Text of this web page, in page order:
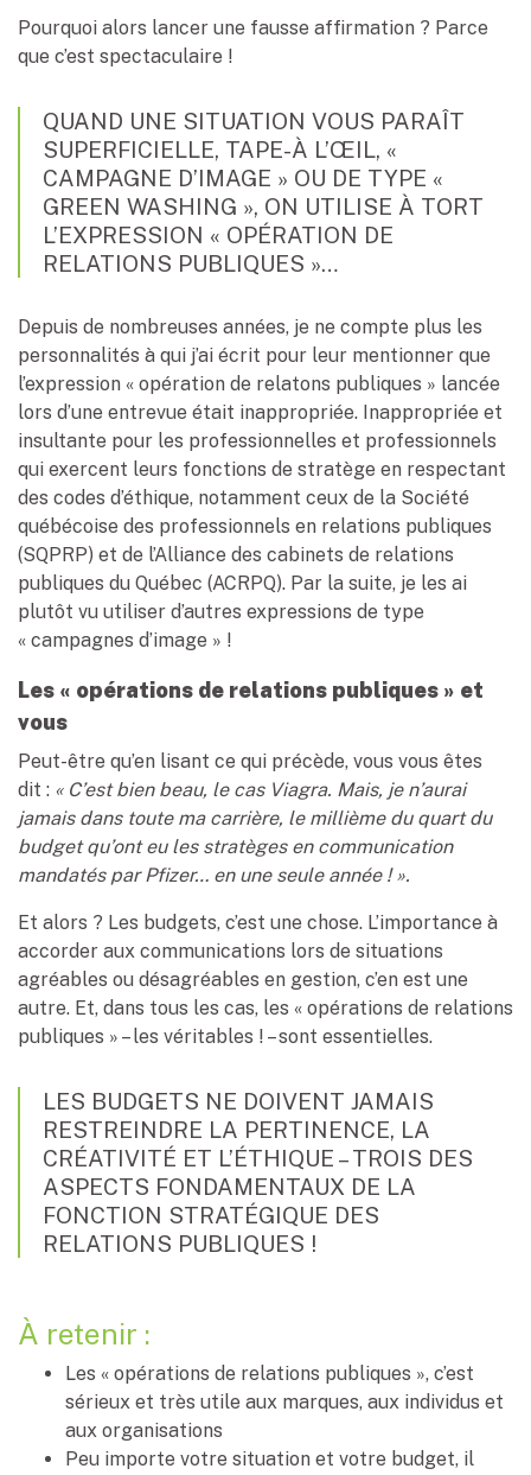
Pourquoi alors lancer une fausse affirmation ? Parce
que c’est spectaculaire !
QUAND UNE SITUATION VOUS PARAÎT
SUPERFICIELLE, TAPE-À L’ŒIL, «
CAMPAGNE D’IMAGE » OU DE TYPE «
GREEN WASHING », ON UTILISE À TORT
L’EXPRESSION « OPÉRATION DE
RELATIONS PUBLIQUES »…
Depuis de nombreuses années, je ne compte plus les
personnalités à qui j’ai écrit pour leur mentionner que
l’expression « opération de relatons publiques » lancée
lors d’une entrevue était inappropriée. Inappropriée et
insultante pour les professionnelles et professionnels
qui exercent leurs fonctions de stratège en respectant
des codes d’éthique, notamment ceux de la Société
québécoise des professionnels en relations publiques
(SQPRP) et de l’Alliance des cabinets de relations
publiques du Québec (ACRPQ). Par la suite, je les ai
plutôt vu utiliser d’autres expressions de type
« campagnes d’image » !
Les « opérations de relations publiques » et
vous
Peut-être qu’en lisant ce qui précède, vous vous êtes
dit : « C’est bien beau, le cas Viagra. Mais, je n’aurai
jamais dans toute ma carrière, le millième du quart du
budget qu’ont eu les stratèges en communication
mandatés par Pfizer… en une seule année ! ».
Et alors ? Les budgets, c’est une chose. L’importance à
accorder aux communications lors de situations
agréables ou désagréables en gestion, c’en est une
autre. Et, dans tous les cas, les « opérations de relations
publiques » – les véritables ! – sont essentielles.
LES BUDGETS NE DOIVENT JAMAIS
RESTREINDRE LA PERTINENCE, LA
CRÉATIVITÉ ET L’ÉTHIQUE – TROIS DES
ASPECTS FONDAMENTAUX DE LA
FONCTION STRATÉGIQUE DES
RELATIONS PUBLIQUES !
À retenir :
Les « opérations de relations publiques », c’est
sérieux et très utile aux marques, aux individus et
aux organisations
Peu importe votre situation et votre budget, il